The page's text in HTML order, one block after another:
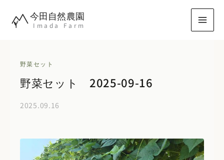
今田自然農園
Imada Farm
野菜セット
野菜セット 2025-09-16
2025.09.16